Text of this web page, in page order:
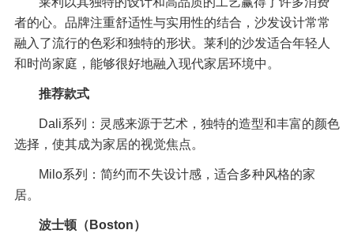
者的心。品牌注重舒适性与实用性的结合，沙发设计常常
融入了流行的色彩和独特的形状。莱利的沙发适合年轻人
和时尚家庭，能够很好地融入现代家居环境中。
推荐款式
Dali系列：灵感来源于艺术，独特的造型和丰富的颜色
选择，使其成为家居的视觉焦点。
Milo系列：简约而不失设计感，适合多种风格的家
居。
波士顿（Boston）